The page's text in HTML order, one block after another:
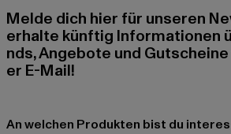
Melde dich hier für unseren
erhalte künftig Informationen
nds, Angebote und
er E-Mail!
An welchen Produkten bist du